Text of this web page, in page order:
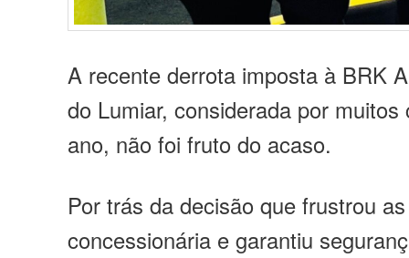
A recente derrota imposta à BRK
do Lumiar, considerada por
ano, não foi fruto do acaso.
Por trás da decisão que frustrou
concessionária e garantiu